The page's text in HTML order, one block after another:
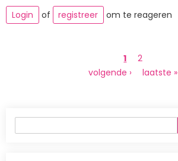
Login
of registreer om te reageren
Huidige
pagina
1 Page
2
Volgende
volgende ›
Laatste
laatste »